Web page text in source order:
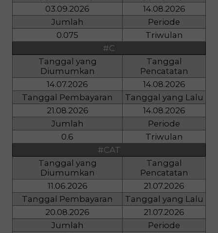
03.09.2026
14.08.2026
Jumlah
Periode
0.075
Triwulan
#C
Tanggal yang
Diumumkan
Tanggal
Pencatatan
14.07.2026
14.08.2026
Tanggal Pembayaran
Tanggal yang Lalu
21.08.2026
14.08.2026
Jumlah
Periode
0.6
Triwulan
#CAT
Tanggal yang
Diumumkan
Tanggal
Pencatatan
11.06.2026
21.07.2026
Tanggal Pembayaran
Tanggal yang Lalu
20.08.2026
21.07.2026
Jumlah
Periode